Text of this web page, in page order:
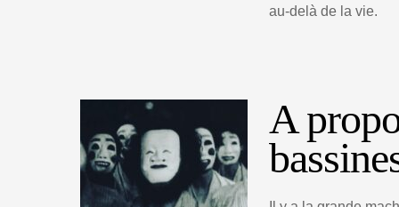
au-delà de la vie.
A